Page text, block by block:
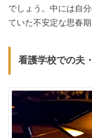
でしょう。中には自
ていた不安定な思春期
看護学校での夫